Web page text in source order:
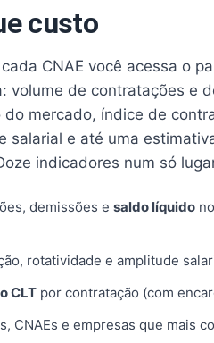
custo
CNAE você acessa o
volume de contratações e
mercado, índice de
salarial e até uma
indicadores num só
demissões e saldo líquido
rotatividade e amplitude
CLT por contratação (com
CNAEs e empresas que mais